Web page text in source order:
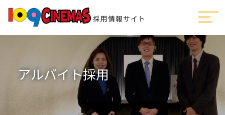
採用情報サイト
アルバイト採用